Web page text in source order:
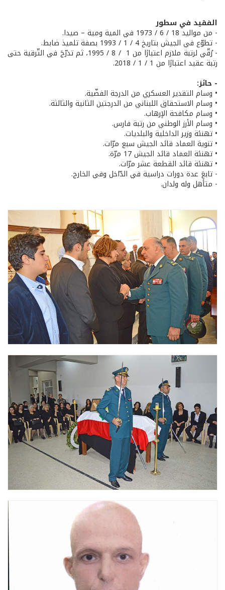
الفقيد في سطور
- من مواليد 18 / 6 / 1973 في المية ومية – صيدا.
- تطوّع في الجيش بتاريخ 4 / 1 / 1993 بصفة تلميذ ضابط.
- رُقّي لرتبة ملازم اعتبارًا من 1 / 8 / 1995، ثم تدرّجَ في التّرقية حتى
رتبة عقيد اعتبارًا من 1 / 1 / 2018.
- حائز:
• وسام التقدير العسكري من الدرجة الفضّية.
• وسام الاستحقاق اللبناني من الدرجتين الثانية والثالثة.
• وسام مكافحة الإرهاب.
• وسام الأرز الوطني من رتبة فارس.
• تهنئة وزير الداخلية والبلديات.
• تنويهَ العماد قائد الجيش سبع مرّات.
• تهنئة العماد قائد الجيش 17 مرّة.
• تهنئة قائد القطعة عشر مرّات.
- تابعَ عدة دورات دراسية في الدّاخل وفي الخارج.
- متأهل وله ولدان.